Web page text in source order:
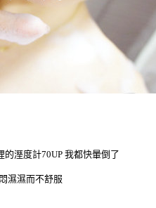
溼度計70UP 我都快暈倒了
濕濕而不舒服